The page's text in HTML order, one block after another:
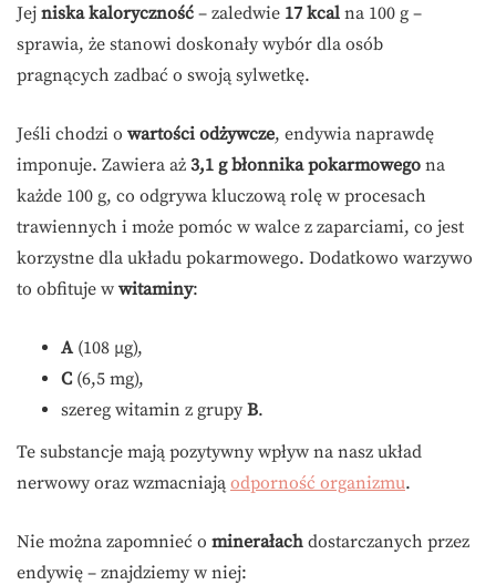
Jej niska kaloryczność – zaledwie 17 kcal na 100 g –
sprawia, że stanowi doskonały wybór dla osób
pragnących zadbać o swoją sylwetkę.
Jeśli chodzi o wartości odżywcze, endywia naprawdę
imponuje. Zawiera aż 3,1 g błonnika pokarmowego na
każde 100 g, co odgrywa kluczową rolę w procesach
trawiennych i może pomóc w walce z zaparciami, co jest
korzystne dla układu pokarmowego. Dodatkowo warzywo
to obfituje w witaminy:
A (108 µg),
C (6,5 mg),
szereg witamin z grupy B.
Te substancje mają pozytywny wpływ na nasz układ
nerwowy oraz wzmacniają odporność organizmu.
Nie można zapomnieć o minerałach dostarczanych przez
endywię – znajdziemy w niej: